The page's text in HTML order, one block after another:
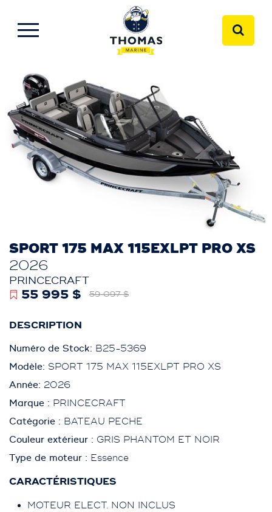
SPORT 175 MAX 115EXLPT PRO XS
2026
PRINCECRAFT
55 995 $ 59 097 $
DESCRIPTION
Numéro de Stock: B25-5369
Modèle: SPORT 175 MAX 115EXLPT PRO XS
Année: 2026
Marque : PRINCECRAFT
Catégorie : BATEAU PECHE
Couleur extérieur : GRIS PHANTOM ET NOIR
Type de moteur : Essence
CARACTÉRISTIQUES
MOTEUR ELECT. NON INCLUS